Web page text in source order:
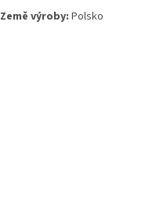
Země výroby: Polsko